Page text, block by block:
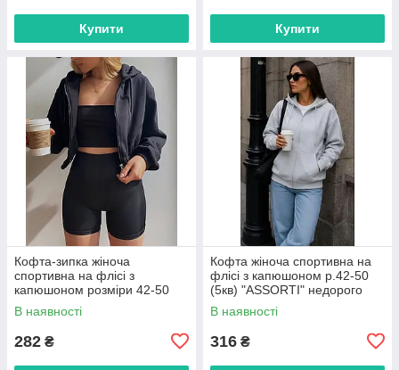
Купити Купити
Кофта-зипка жіноча
спортивна на флісі з
капюшоном розміри 42-50
(2кв) "Best Fashion" недорого
від прямого постачальника
В наявності
282 ₴
Кофта жіноча спортивна на
флісі з капюшоном р.42-50
(5кв) "ASSORTI" недорого
гуртом від прямого
постачальника
В наявності
316 ₴